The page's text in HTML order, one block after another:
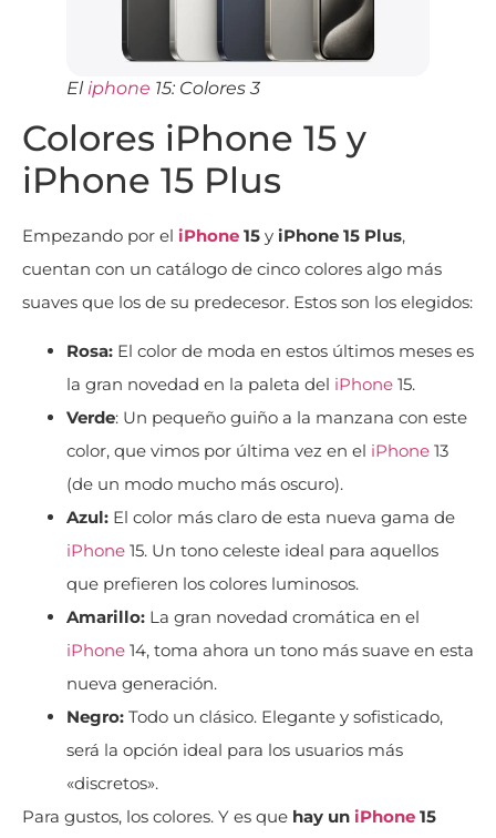
Eliphone 15: Colores 3
Colores iPhone 15 y
iPhone 15 Plus
Empezando por el iPhone 15 y iPhone 15 Plus,
cuentan con un catálogo de cinco colores algo más
suaves que los de su predecesor. Estos son los elegidos:
Rosa: El color de moda en estos últimos meses es
la gran novedad en la paleta del iPhone 15.
Verde: Un pequeño guiño a la manzana con este
color, que vimos por última vez en el iPhone 13
(de un modo mucho más oscuro).
Azul: El color más claro de esta nueva gama de
iPhone 15. Un tono celeste ideal para aquellos
que prefieren los colores luminosos.
Amarillo: La gran novedad cromática en el
iPhone 14, toma ahora un tono más suave en esta
nueva generación.
Negro: Todo un clásico. Elegante y sofisticado,
será la opción ideal para los usuarios más
«discretos».
Para gustos, los colores. Y es que hay un iPhone 15